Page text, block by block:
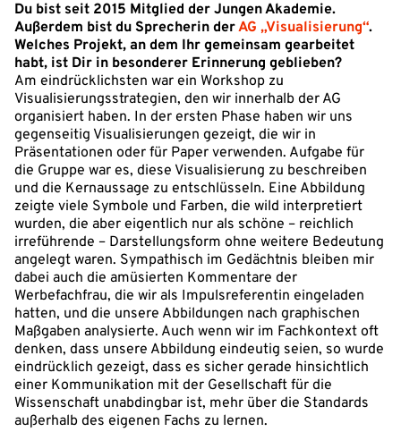
Du bist seit 2015 Mitglied der Jungen Akademie.
Außerdem bist du Sprecherin derAG „Visualisierung“.
Welches Projekt, an dem Ihr gemeinsam gearbeitet
habt, ist Dir in besonderer Erinnerung geblieben?
Am eindrücklichsten war ein Workshop zu
Visualisierungsstrategien, den wir innerhalb der AG
organisiert haben. In der ersten Phase haben wir uns
gegenseitig Visualisierungen gezeigt, die wir in
Präsentationen oder für Paper verwenden. Aufgabe für
die Gruppe war es, diese Visualisierung zu beschreiben
und die Kernaussage zu entschlüsseln. Eine Abbildung
zeigte viele Symbole und Farben, die wild interpretiert
wurden, die aber eigentlich nur als schöne – reichlich
irreführende – Darstellungsform ohne weitere Bedeutung
angelegt waren. Sympathisch im Gedächtnis bleiben mir
dabei auch die amüsierten Kommentare der
Werbefachfrau, die wir als Impulsreferentin eingeladen
hatten, und die unsere Abbildungen nach graphischen
Maßgaben analysierte. Auch wenn wir im Fachkontext oft
denken, dass unsere Abbildung eindeutig seien, so wurde
eindrücklich gezeigt, dass es sicher gerade hinsichtlich
einer Kommunikation mit der Gesellschaft für die
Wissenschaft unabdingbar ist, mehr über die Standards
außerhalb des eigenen Fachs zu lernen.